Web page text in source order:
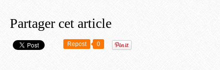
Partager cet article
Repost 0